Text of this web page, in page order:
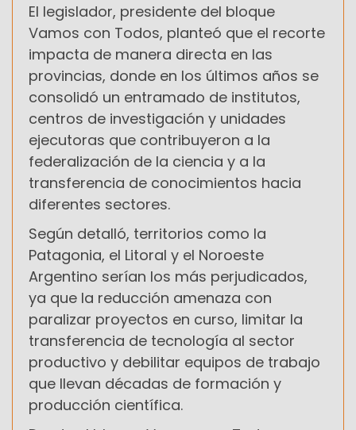
El legislador, presidente del bloque
Vamos con Todos, planteó que el recorte
impacta de manera directa en las
provincias, donde en los últimos años se
consolidó un entramado de institutos,
centros de investigación y unidades
ejecutoras que contribuyeron a la
federalización de la ciencia y a la
transferencia de conocimientos hacia
diferentes sectores.
Según detalló, territorios como la
Patagonia, el Litoral y el Noroeste
Argentino serían los más perjudicados,
ya que la reducción amenaza con
paralizar proyectos en curso, limitar la
transferencia de tecnología al sector
productivo y debilitar equipos de trabajo
que llevan décadas de formación y
producción científica.